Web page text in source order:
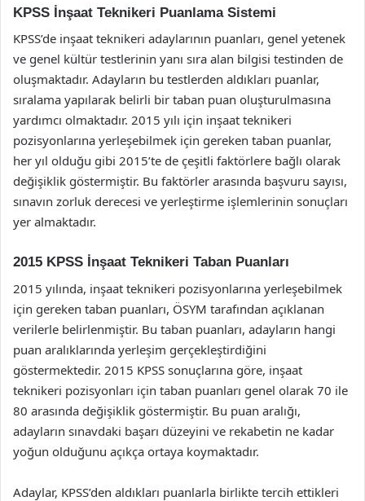
KPSS İnşaat Teknikeri Puanlama Sistemi
KPSS’de inşaat teknikeri adaylarının puanları, genel yetenek
ve genel kültür testlerinin yanı sıra alan bilgisi testinden de
oluşmaktadır. Adayların bu testlerden aldıkları puanlar,
sıralama yapılarak belirli bir taban puan oluşturulmasına
yardımcı olmaktadır. 2015 yılı için inşaat teknikeri
pozisyonlarına yerleşebilmek için gereken taban puanlar,
her yıl olduğu gibi 2015’te de çeşitli faktörlere bağlı olarak
değişiklik göstermiştir. Bu faktörler arasında başvuru sayısı,
sınavın zorluk derecesi ve yerleştirme işlemlerinin sonuçları
yer almaktadır.
2015 KPSS İnşaat Teknikeri Taban Puanları
2015 yılında, inşaat teknikeri pozisyonlarına yerleşebilmek
için gereken taban puanları, ÖSYM tarafından açıklanan
verilerle belirlenmiştir. Bu taban puanları, adayların hangi
puan aralıklarında yerleşim gerçekleştirdiğini
göstermektedir. 2015 KPSS sonuçlarına göre, inşaat
teknikeri pozisyonları için taban puanları genel olarak 70 ile
80 arasında değişiklik göstermiştir. Bu puan aralığı,
adayların sınavdaki başarı düzeyini ve rekabetin ne kadar
yoğun olduğunu açıkça ortaya koymaktadır.
Adaylar, KPSS’den aldıkları puanlarla birlikte tercih ettikleri